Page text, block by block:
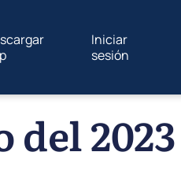
Iniciar
sesión
2023